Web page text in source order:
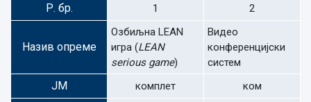
Р. бр. 1 2
Назив опреме
Озбиљна LEAN
игра (LEAN
serious game)
Видео
конференцијски
систем
ЈМ комплет ком